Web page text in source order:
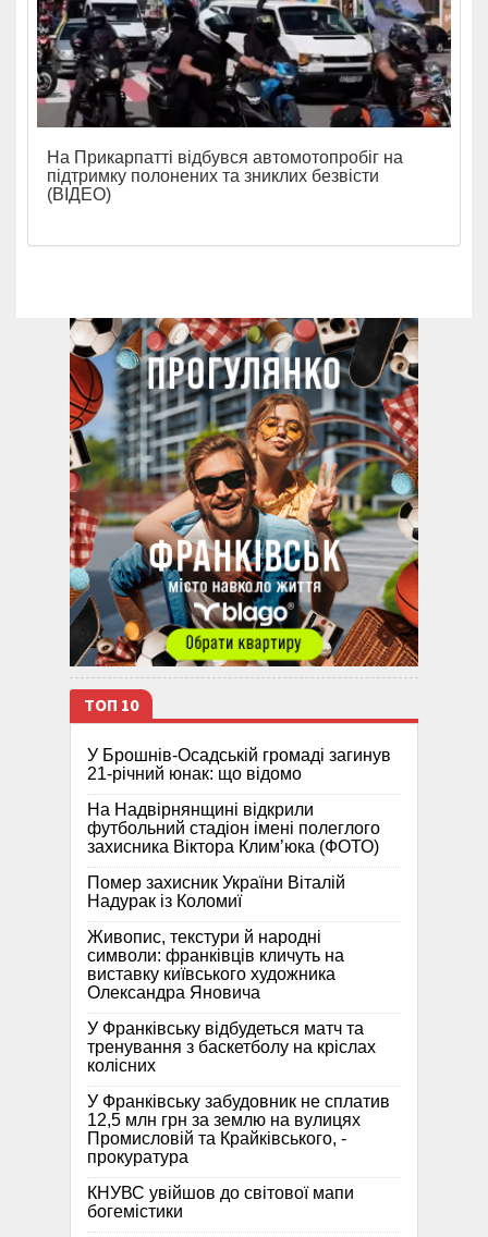
На Прикарпатті відбувся автомотопробіг на
підтримку полонених та зниклих безвісти
(ВІДЕО)
ТОП 10
У Брошнів-Осадській громаді загинув
21-річний юнак: що відомо
На Надвірнянщині відкрили
футбольний стадіон імені полеглого
захисника Віктора Клим’юка (ФОТО)
Помер захисник України Віталій
Надурак із Коломиї
Живопис, текстури й народні
символи: франківців кличуть на
виставку київського художника
Олександра Яновича
У Франківську відбудеться матч та
тренування з баскетболу на кріслах
колісних
У Франківську забудовник не сплатив
12,5 млн грн за землю на вулицях
Промисловій та Крайківського, -
прокуратура
КНУВС увійшов до світової мапи
богемістики